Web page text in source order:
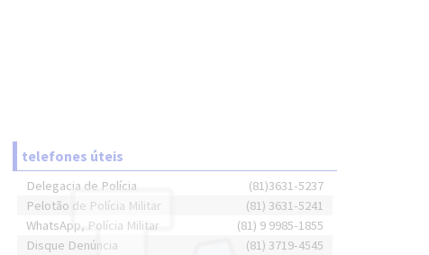
telefones úteis
Delegacia de Polícia
(81)3631-5237
Pelotão de Polícia Militar
(81) 3631-5241
WhatsApp, Polícia Militar
(81) 9 9985-1855
Disque Denúncia
(81) 3719-4545